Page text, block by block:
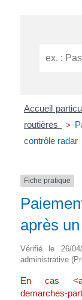
Accueil
routières
>
contrôle radar
Fiche pratique
après
Vérifié le 26/
administrative
En cas <a
demarches-